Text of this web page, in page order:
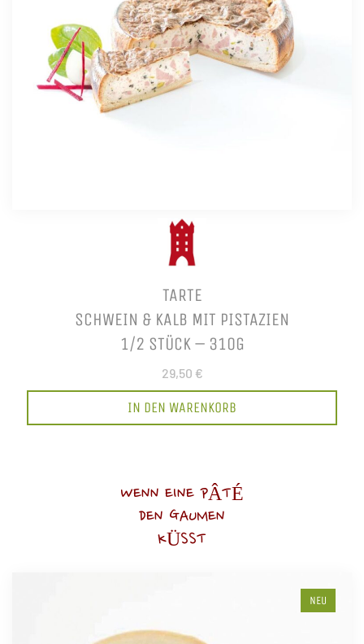
TARTE
SCHWEIN & KALB MIT PISTAZIEN
1/2 STÜCK – 310G
29,50 €
IN DEN WARENKORB
WENN EINE PÂTÉ
DEN GAUMEN
KÜSST
NEU